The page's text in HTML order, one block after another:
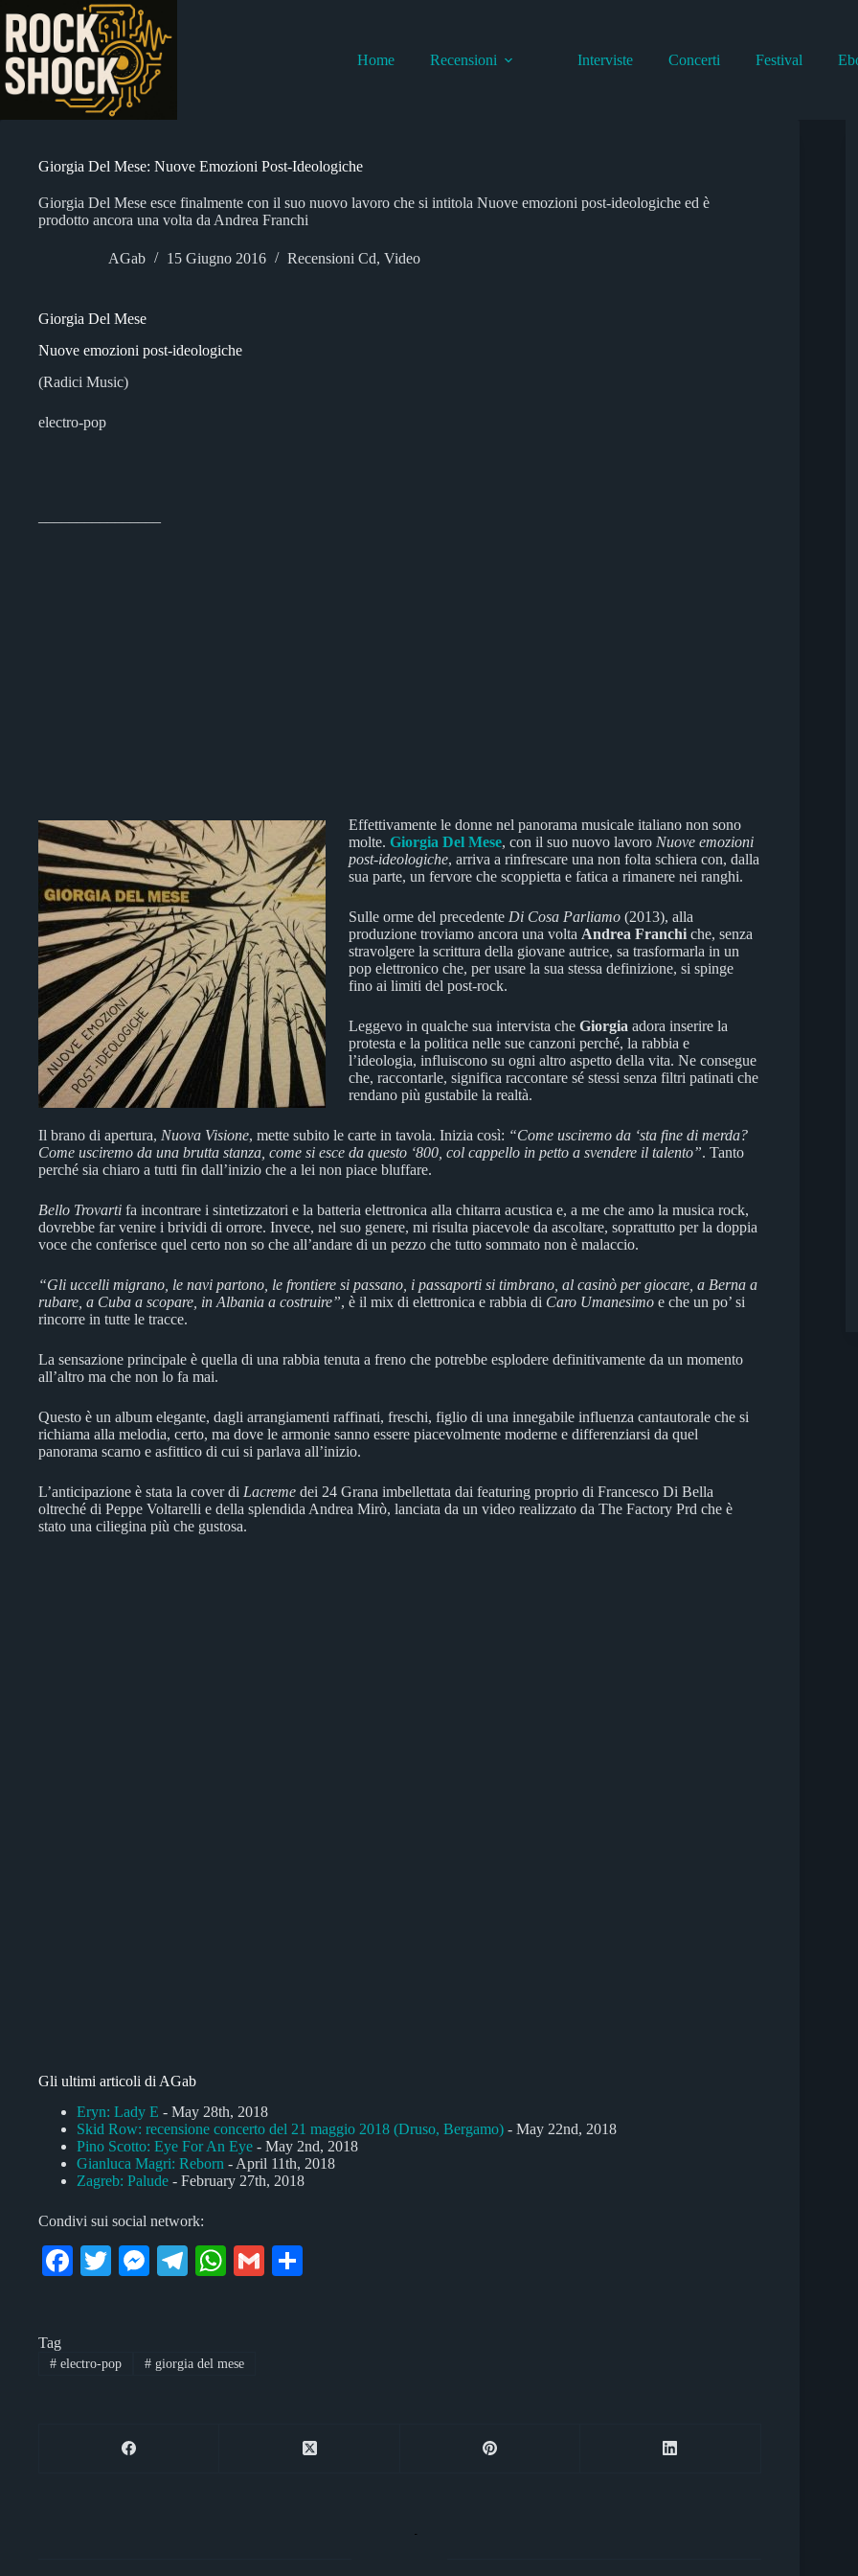
contenuto
Home
Recensioni Interviste Concerti Festival
Giorgia Del Mese: Nuove Emozioni Post-Ideologiche
Giorgia Del Mese esce finalmente con il suo nuovo lavoro che si intitola Nuove emozioni post-ideologiche ed è
prodotto ancora una volta da Andrea Franchi
AGab 15 Giugno 2016 Recensioni Cd, Video
Giorgia Del Mese
Nuove emozioni post-ideologiche
(Radici Music)
electro-pop
Effettivamente le donne nel panorama musicale italiano non sono
molte. Giorgia Del Mese, con il suo nuovo lavoro Nuove emozioni
post-ideologiche, arriva a rinfrescare una non folta schiera con, dalla
sua parte, un fervore che scoppietta e fatica a rimanere nei ranghi.
Sulle orme del precedente Di Cosa Parliamo (2013), alla
produzione troviamo ancora una volta Andrea Franchi che, senza
stravolgere la scrittura della giovane autrice, sa trasformarla in un
pop elettronico che, per usare la sua stessa definizione, si spinge
fino ai limiti del post-rock.
Leggevo in qualche sua intervista che Giorgia adora inserire la
protesta e la politica nelle sue canzoni perché, la rabbia e
l’ideologia, influiscono su ogni altro aspetto della vita. Ne consegue
che, raccontarle, significa raccontare sé stessi senza filtri patinati che
rendano più gustabile la realtà.
Il brano di apertura, Nuova Visione, mette subito le carte in tavola. Inizia così: “Come usciremo da ‘sta fine di merda?
Come usciremo da una brutta stanza, come si esce da questo ‘800, col cappello in petto a svendere il talento”. Tanto
perché sia chiaro a tutti fin dall’inizio che a lei non piace bluffare.
Bello Trovarti fa incontrare i sintetizzatori e la batteria elettronica alla chitarra acustica e, a me che amo la musica rock,
dovrebbe far venire i brividi di orrore. Invece, nel suo genere, mi risulta piacevole da ascoltare, soprattutto per la doppia
voce che conferisce quel certo non so che all’andare di un pezzo che tutto sommato non è malaccio.
“Gli uccelli migrano, le navi partono, le frontiere si passano, i passaporti si timbrano, al casinò per giocare, a Berna a
rubare, a Cuba a scopare, in Albania a costruire”, è il mix di elettronica e rabbia di Caro Umanesimo e che un po’ si
rincorre in tutte le tracce.
La sensazione principale è quella di una rabbia tenuta a freno che potrebbe esplodere definitivamente da un momento
all’altro ma che non lo fa mai.
Questo è un album elegante, dagli arrangiamenti raffinati, freschi, figlio di una innegabile influenza cantautorale che si
richiama alla melodia, certo, ma dove le armonie sanno essere piacevolmente moderne e differenziarsi da quel
panorama scarno e asfittico di cui si parlava all’inizio.
L’anticipazione è stata la cover di Lacreme dei 24 Grana imbellettata dai featuring proprio di Francesco Di Bella
oltreché di Peppe Voltarelli e della splendida Andrea Mirò, lanciata da un video realizzato da The Factory Prd che è
stato una ciliegina più che gustosa.
Gli ultimi articoli di AGab
Eryn: Lady E - May 28th, 2018
Skid Row: recensione concerto del 21 maggio 2018 (Druso, Bergamo) - May 22nd, 2018
Pino Scotto: Eye For An Eye - May 2nd, 2018
Gianluca Magri: Reborn - April 11th, 2018
Zagreb: Palude - February 27th, 2018
Condivi sui social network:
Fa
ok
T
r
M
ng
Te
a
W
A
G
Tag
#electro-pop #giorgia del mese